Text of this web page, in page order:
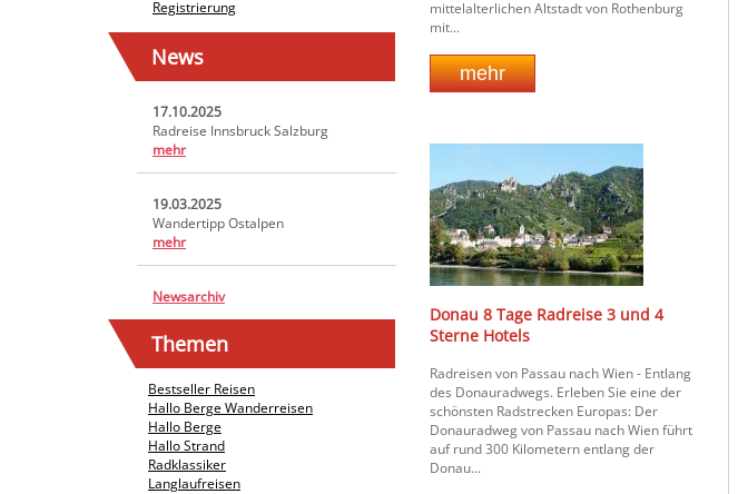
Registrierung
News
17.10.2025
Radreise Innsbruck Salzburg
mehr
19.03.2025
Wandertipp Ostalpen
mehr
Newsarchiv
Themen
Bestseller Reisen
Hallo Berge Wanderreisen
Hallo Berge
Hallo Strand
Radklassiker
Langlaufreisen
mittelalterlichen Altstadt von Rothenburg
mit...
Donau 8 Tage Radreise 3 und 4
Sterne Hotels
Radreisen von Passau nach Wien - Entlang
des Donauradwegs. Erleben Sie eine der
schönsten Radstrecken Europas: Der
Donauradweg von Passau nach Wien führt
auf rund 300 Kilometern entlang der
Donau...